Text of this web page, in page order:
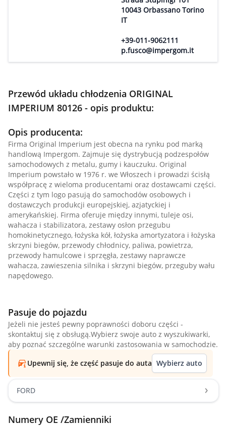
10043 Orbassano Torino
IT
+39-011-9062111
p.fusco@impergom.it
Przewód układu chłodzenia ORIGINAL
IMPERIUM 80126 - opis produktu:
Opis producenta:
Firma Original Imperium jest obecna na rynku pod marką
handlową Impergom. Zajmuje się dystrybucją podzespołów
samochodowych z metalu, gumy i kauczuku. Original
Imperium powstało w 1976 r. we Włoszech i prowadzi ścisłą
współpracę z wieloma producentami oraz dostawcami części.
Części z tym logo pasują do samochodów osobowych i
dostawczych produkcji europejskiej, azjatyckiej i
amerykańskiej. Firma oferuje między innymi, tuleje osi,
wahacza i stabilizatora, zestawy osłon przegubu
homokinetycznego, łożyska kół, łożyska amortyzatora i łożyska
skrzyni biegów, przewody chłodnicy, paliwa, powietrza,
przewody hamulcowe i sprzęgła, zestawy naprawcze
wahacza, zawieszenia silnika i skrzyni biegów, przeguby wału
napędowego.
Pasuje do pojazdu
Jeżeli nie jesteś pewny poprawności doboru części -
skontaktuj się z obsługą.Wybierz swoje auto z wyszukiwarki,
aby poznać szczególne warunki zastosowania w samochodzie.
Upewnij się, że część pasuje do auta Wybierz auto
FORD
Numery OE /Zamienniki